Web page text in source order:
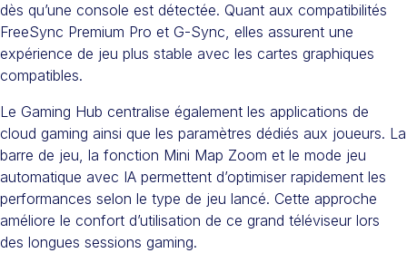
dès qu’une console est détectée. Quant aux compatibilités
FreeSync Premium Pro et G-Sync, elles assurent une
expérience de jeu plus stable avec les cartes graphiques
compatibles.
Le Gaming Hub centralise également les applications de
cloud gaming ainsi que les paramètres dédiés aux joueurs. La
barre de jeu, la fonction Mini Map Zoom et le mode jeu
automatique avec IA permettent d’optimiser rapidement les
performances selon le type de jeu lancé. Cette approche
améliore le confort d’utilisation de ce grand téléviseur lors
des longues sessions gaming.